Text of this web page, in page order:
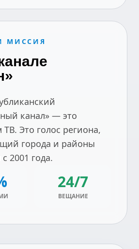
МИССИЯ
канал» — это
Это голос региона,
города и районы
2001 года.
24/7
ВЕЩАНИЕ